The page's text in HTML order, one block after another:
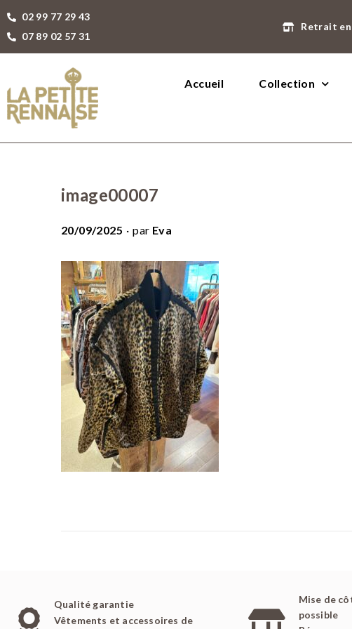
02 99 77 29 43
07 89 02 57 31
Retrait en
Accueil Collection
image00007
P
l
i
é
l
e
20/09/2025 . par Eva
Qualité garantie
Vêtements et accessoires de
Mise de
possible